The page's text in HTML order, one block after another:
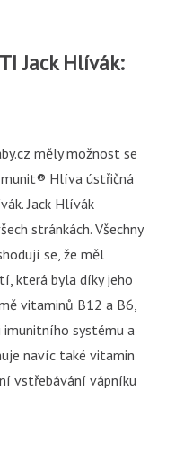
Jack Hlívák:
měly možnost se
Hlíva ústřičná
Jack Hlívák
stránkách. Všechny
se, že měl
která byla díky jeho
vitaminů B12 a B6,
systému a
navíc také vitamin
vstřebávání vápníku